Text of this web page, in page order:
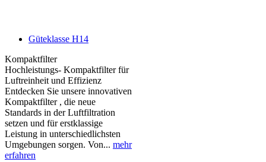
Güteklasse H14
Kompaktfilter
Hochleistungs- Kompaktfilter für
Luftreinheit und Effizienz
Entdecken Sie unsere innovativen
Kompaktfilter , die neue
Standards in der Luftfiltration
setzen und für erstklassige
Leistung in unterschiedlichsten
Umgebungen sorgen. Von... mehr
erfahren